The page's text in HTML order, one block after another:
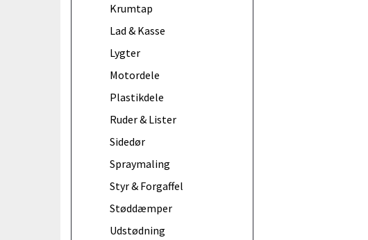
Krumtap
Lad & Kasse
Lygter
Motordele
Plastikdele
Ruder & Lister
Sidedør
Spraymaling
Styr & Forgaffel
Støddæmper
Udstødning